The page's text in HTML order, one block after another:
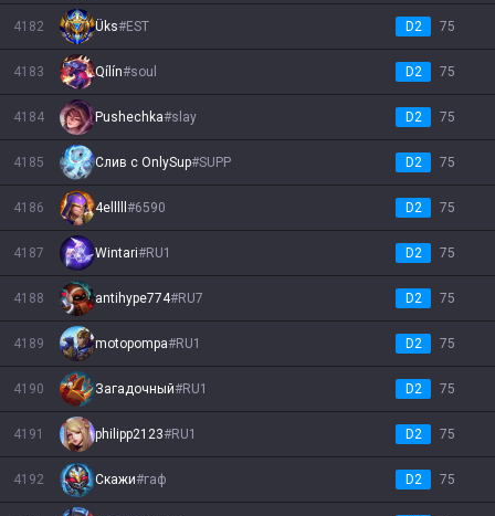
4182 Üks#EST D2 75
4183 Qílín#soul D2 75
4184 Pushechka#slay D2 75
4185 Слив с OnlySup#SUPP D2 75
4186 4elllll #6590 D2 75
4187 Wintari#RU1 D2 75
4188 antihype774#RU7 D2 75
4189 motopompa#RU1 D2 75
4190 Зaгадочный#RU1 D2 75
4191 philipp2123#RU1 D2 75
4192 Cкажи#гаф D2 75